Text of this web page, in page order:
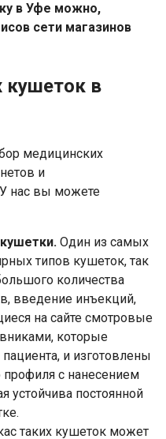
в Уфе можно,
сети магазинов
кушеток в
медицинских
и
У нас вы можете
Один из самых
типов кушеток, так
количества
введение инъекций,
на сайте смотровые
которые
и изготовлены
профиля с нанесением
устойчива постоянной
таких кушеток может
вы